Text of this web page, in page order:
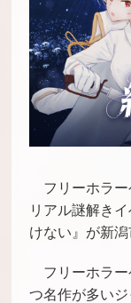
フリーホラ
リアル謎解き
けない』が新潟
フリーホラ
つ名作が多い